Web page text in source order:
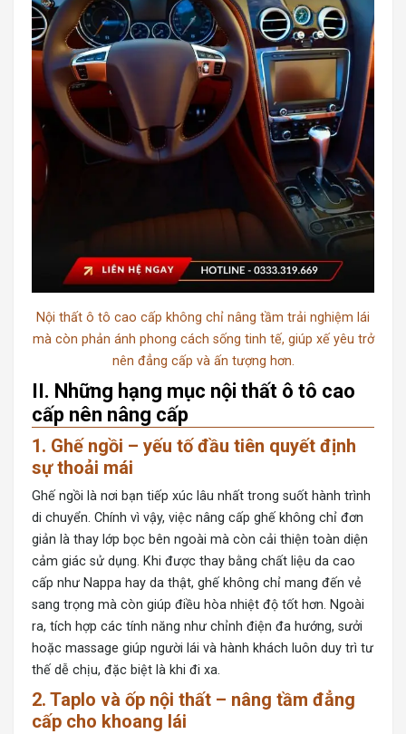
Nội thất ô tô cao cấp không chỉ nâng tầm trải nghiệm lái
mà còn phản ánh phong cách sống tinh tế, giúp xế yêu trở
nên đẳng cấp và ấn tượng hơn.
II. Những hạng mục nội thất ô tô cao
cấp nên nâng cấp
1. Ghế ngồi – yếu tố đầu tiên quyết định
sự thoải mái
Ghế ngồi là nơi bạn tiếp xúc lâu nhất trong suốt hành trình
di chuyển. Chính vì vậy, việc nâng cấp ghế không chỉ đơn
giản là thay lớp bọc bên ngoài mà còn cải thiện toàn diện
cảm giác sử dụng. Khi được thay bằng chất liệu da cao
cấp như Nappa hay da thật, ghế không chỉ mang đến vẻ
sang trọng mà còn giúp điều hòa nhiệt độ tốt hơn. Ngoài
ra, tích hợp các tính năng như chỉnh điện đa hướng, sưởi
hoặc massage giúp người lái và hành khách luôn duy trì tư
thế dễ chịu, đặc biệt là khi đi xa.
2. Taplo và ốp nội thất – nâng tầm đẳng
cấp cho khoang lái